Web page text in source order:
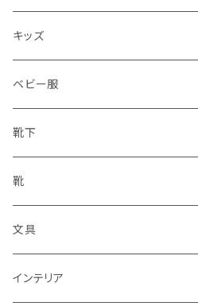
水筒
キッズ
ベビー服
靴下
靴
文具
インテリア